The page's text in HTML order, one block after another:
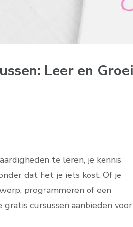
Leer en Groei
te leren, je kennis
dat het je iets kost. Of je
programmeren of een
cursussen aanbieden voor